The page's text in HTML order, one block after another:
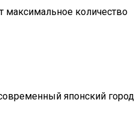
максимальное количество
японский город